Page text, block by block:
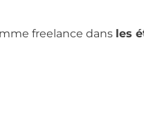
freelance dans les